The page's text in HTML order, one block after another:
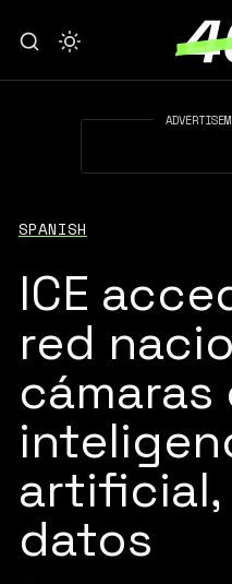
SPANISH
ICE
red
cámaras
artificial,
datos